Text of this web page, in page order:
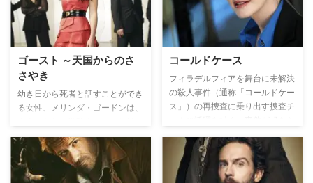
うにして出会い、愛を貫き、世界
を救うためにいかに戦ったかが明
かされる。
ゴースト ～天国からのさ
さやき
幼き日から死者と話すことができ
る女性、メリンダ・ゴードンは、
婚。小さな街へ移り住み、アンテ
ィークショップを開き、ごく普通
の生活を送っていたが、迷える魂
たちは彼女のことをほっといては
コールドケース
フィラデルフィアを舞台に未解決
の殺人事件（通称「コールドケー
ス」）の再捜査に乗り出す捜査チ
演出手法と質の高い脚本が高い支
持を得て、平均視聴者が1000万
人を超えた本国アメリカをはじ